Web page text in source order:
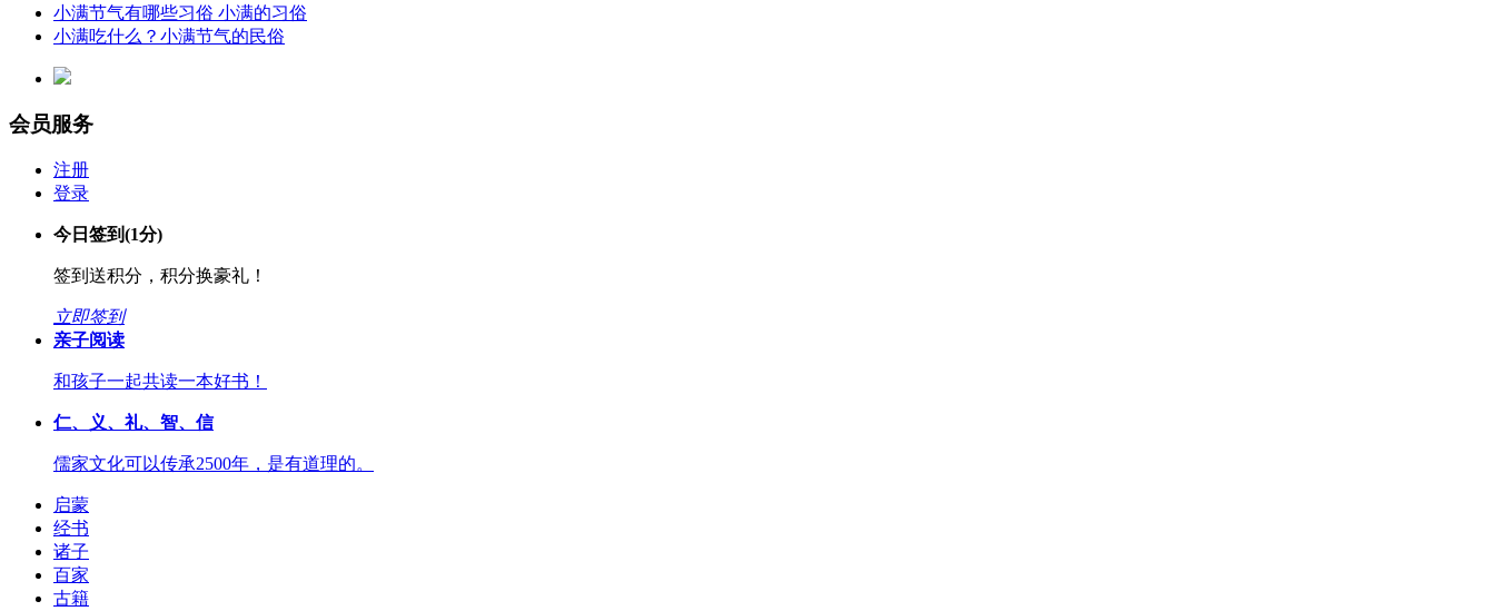
小满节气有哪些习俗 小满的习俗
小满吃什么？小满节气的民俗
会员服务
注册
登录
今日签到(1分)
签到送积分，积分换豪礼！
立即签到
亲子阅读
和孩子一起共读一本好书！
仁、义、礼、智、信
儒家文化可以传承2500年，是有道理的。
启蒙
经书
诸子
百家
古籍